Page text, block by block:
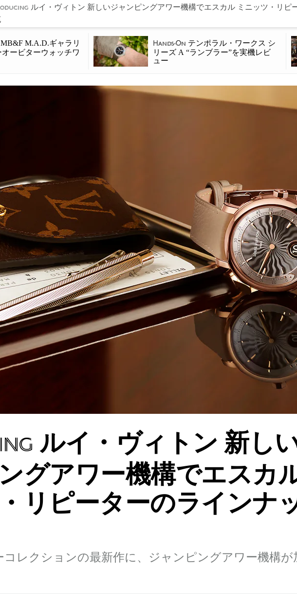
ルイ・ヴィトン 新しいジャンピングアワー機構でエスカル ミニッツ・リピ
MB&F M.A.D.ギャラリ
ービターウォッチワ
Hands-On テンポラル・ワークス シ
リーズ A “ランブラー”を実機レビ
ュー
ルイ・ヴィトン 新し
グアワー機構でエスカ
リピーターのラインナ
コレクションの最新作に、ジャンピングアワー機構が